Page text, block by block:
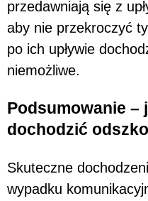
przedawniają się z
aby nie przekroczyć
po ich upływie
niemożliwe.
Podsumowanie –
dochodzić
Skuteczne
wypadku